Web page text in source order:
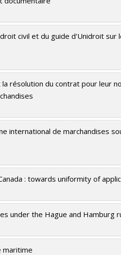
civil et du guide d'Unidroit sur
résolution du contrat pour leur
international de marchandises
: towards uniformity of
under the Hague and Hamburg
maritime